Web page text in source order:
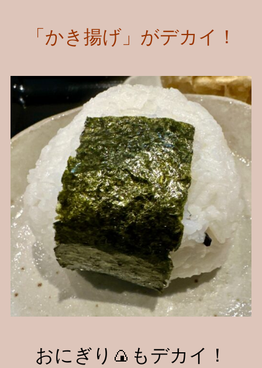
「かき揚げ」がデカイ！
おにぎり🍙もデカイ！